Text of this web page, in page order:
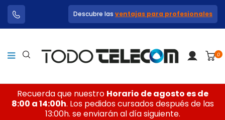
Descubre las ventajas para profesionales
0
Recuerda que nuestro Horario de agosto es de
8:00 a 14:00h. Los pedidos cursados después de las
13:00h. se enviarán al día siguiente.